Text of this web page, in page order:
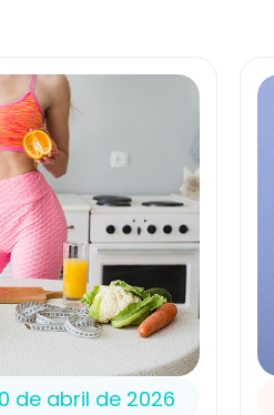
de abril de 2026